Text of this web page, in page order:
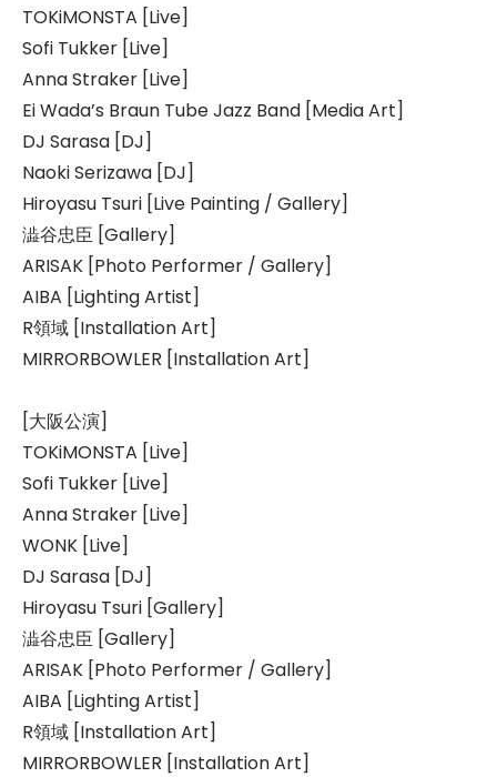
TOKiMONSTA [Live]
Sofi Tukker [Live]
Anna Straker [Live]
Ei Wada’s Braun Tube Jazz Band [Media Art]
DJ Sarasa [DJ]
Naoki Serizawa [DJ]
Hiroyasu Tsuri [Live Painting / Gallery]
澁谷忠臣 [Gallery]
ARISAK [Photo Performer / Gallery]
AIBA [Lighting Artist]
R領域 [Installation Art]
MIRRORBOWLER [Installation Art]
[大阪公演]
TOKiMONSTA [Live]
Sofi Tukker [Live]
Anna Straker [Live]
WONK [Live]
DJ Sarasa [DJ]
Hiroyasu Tsuri [Gallery]
澁谷忠臣 [Gallery]
ARISAK [Photo Performer / Gallery]
AIBA [Lighting Artist]
R領域 [Installation Art]
MIRRORBOWLER [Installation Art]